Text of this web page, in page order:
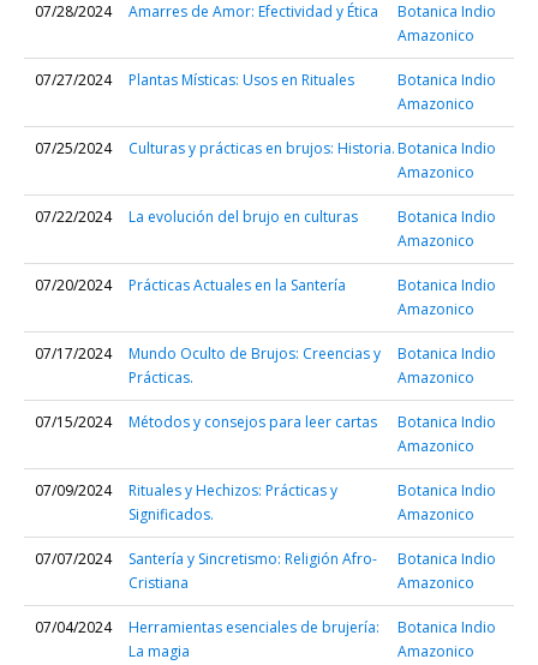
07/28/2024 Amarres de Amor: Efectividad y Ética
Botanica Indio
Amazonico
07/27/2024 Plantas Místicas: Usos en Rituales
Botanica Indio
Amazonico
07/25/2024 Culturas y prácticas en brujos: Historia.Botanica Indio
Amazonico
07/22/2024 La evolución del brujo en culturas
Botanica Indio
Amazonico
07/20/2024 Prácticas Actuales en la Santería
Botanica Indio
Amazonico
07/17/2024
Mundo Oculto de Brujos: Creencias y
Prácticas.
Botanica Indio
Amazonico
07/15/2024 Métodos y consejos para leer cartas
Botanica Indio
Amazonico
07/09/2024
Rituales y Hechizos: Prácticas y
Significados.
Botanica Indio
Amazonico
07/07/2024
Santería y Sincretismo: Religión Afro-
Cristiana
Botanica Indio
Amazonico
07/04/2024
Herramientas esenciales de brujería:
La magia
Botanica Indio
Amazonico